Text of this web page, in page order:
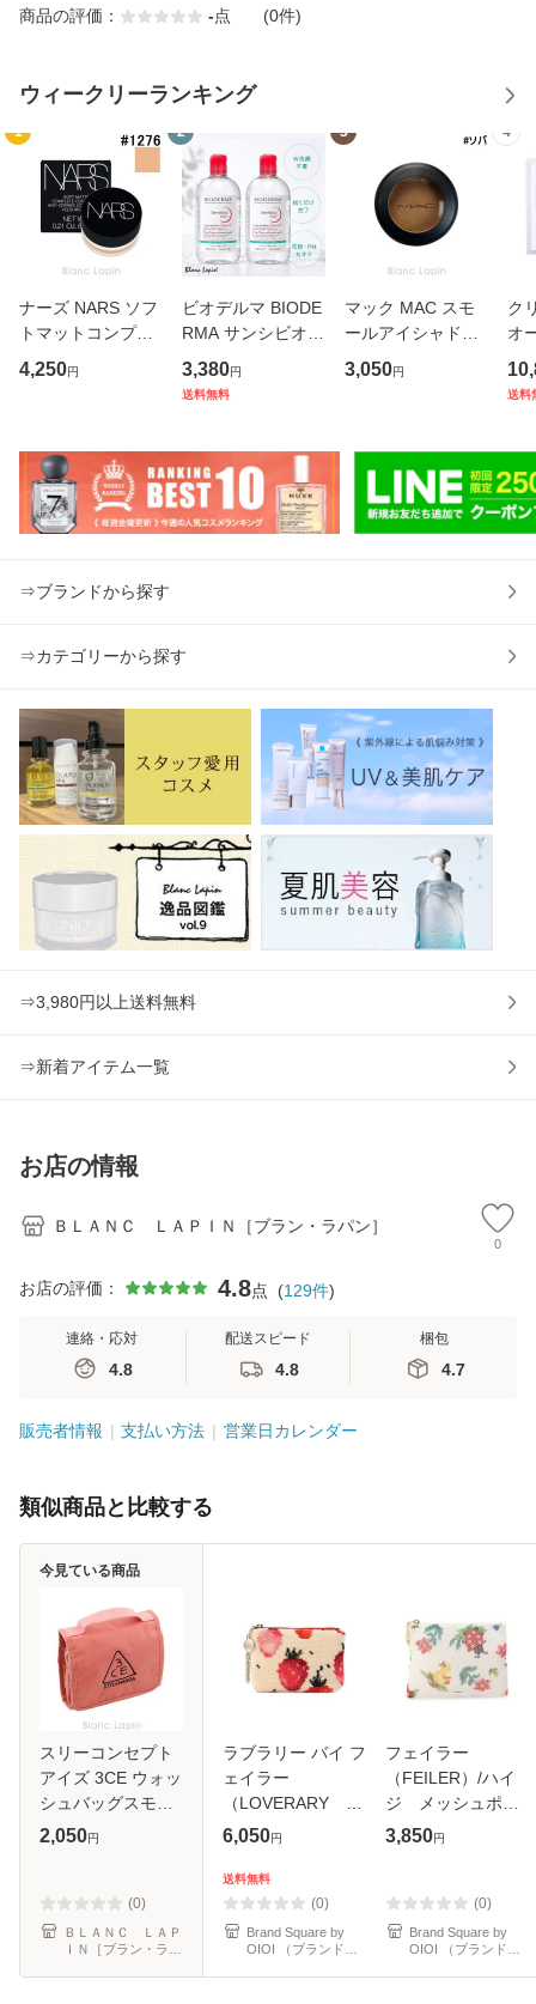
商品の評価： -点 (0件)
ウィークリーランキング
1
ナーズ NARS ソフ
トマットコンプリ
ートコンシーラー
#1276 VANILLA 6.
4,250円
2
ビオデルマ BIODE
RMA サンシビオH
2O D 2本セット
【送料無料】 500
3,380円
送料無料
3
マック MAC スモ
ールアイシャドウ
#ソバ Soba 1.5g
アイシャドウ [016
3,050円
4
ク
オ
デ
ミ
ー
送料
⇒ブランドから探す
⇒カテゴリーから探す
⇒3,980円以上送料無料
⇒新着アイテム一覧
お店の情報
ＢＬＡＮＣ ＬＡＰＩＮ［ブラン・ラパン］
0
お店の評価： 4.8点 (129件)
連絡・応対
4.8
配送スピード
4.8
梱包
4.7
販売者情報 支払い方法 営業日カレンダー
類似商品と比較する
スリーコンセプト
アイズ 3CE ウォッ
シュバッグスモー
ル #PINK BEIGE
2,050円
(0)
ＢＬＡＮＣ ＬＡＰ
ＩＮ［ブラン・ラパ
今見ている商品
ラブラリー バイ フ
ェイラー
（LOVERARY
BY FEILER）/ス
ト キー＆カード
ポーチ
L/STD−260089
6,050円
送料無料
(0)
Brand Square by
OIOI （ブランドス
フェイラー
（FEILER）/ハイ
ジ メッシュポー
チS
3,850円
(0)
Brand Square by
OIOI （ブランドス